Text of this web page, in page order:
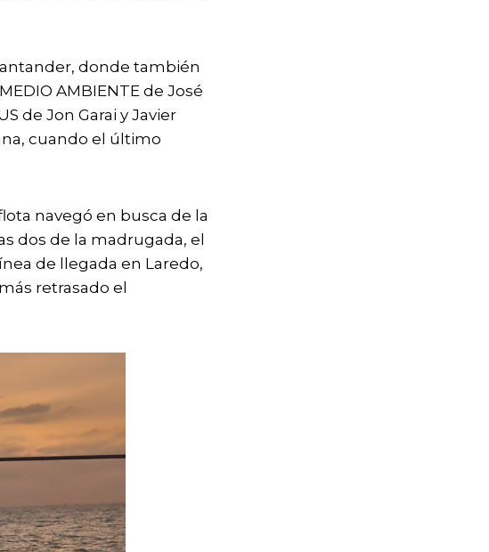
donde también
AMBIENTE de José
de Jon Garai y Javier
cuando el último
navegó en busca de la
dos de la madrugada, el
de llegada en Laredo,
retrasado el